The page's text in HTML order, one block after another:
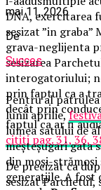
DNA, exercitarea
sesizat ”in
grava-neglijenta
sesizarea
interogatoriului;
prin faptul ca a
decât prin
faptul ca ar fi
cititi pag. 31, 36,
De precizat ca
sesizat
mai 11, 2026
De
Succes
Pentru al
lunii aprilie,
lumea satului de
meșteșugari gata
din moși-
generațiile. A fost